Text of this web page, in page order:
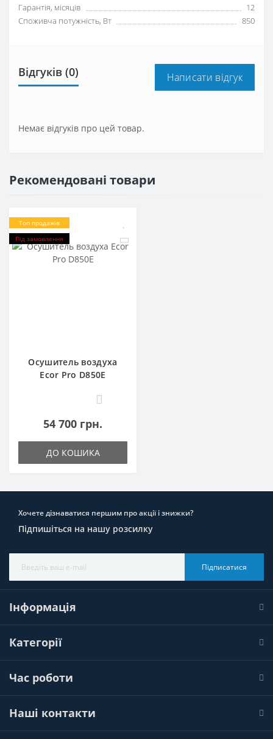
Гарантія, місяців
12
Споживча потужність, Вт
850
Відгуків (0) Написати відгук
Немає відгуків про цей товар.
Рекомендовані товари
Топ продажів
Під замовлення
Осушитель воздуха
Ecor Pro D850E
0
54 700 грн.
ДО КОШИКА
Хочете дізнаватися першим про акції і знижки?
Підпишіться на нашу розсилку
Підписатися
Інформація
Категорії
Час роботи
Наші контакти